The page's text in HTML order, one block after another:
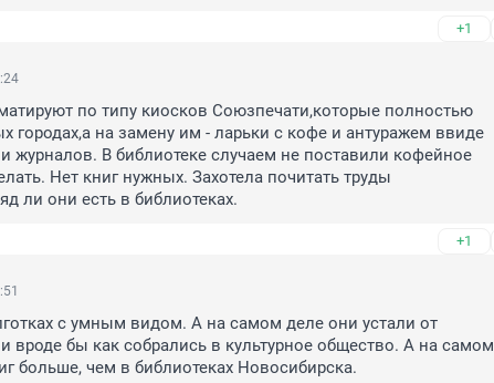
+1
по типу киосков Союзпечати,которые полностью
городах,а на замену им - ларьки с кофе и антуражем ввиде
журналов. В библиотеке случаем не поставили кофейное
Нет книг нужных. Захотела почитать труды
ли они есть в библиотеках.
+1
с умным видом. А на самом деле они устали от
вроде бы как собрались в культурное общество. А на самом
больше, чем в библиотеках Новосибирска.